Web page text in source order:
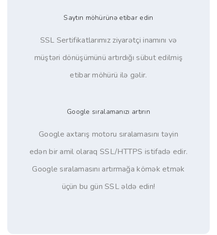
Saytın möhürünə etibar edin
SSL Sertifikatlarımız ziyarətçi inamını və
müştəri dönüşümünü artırdığı sübut edilmiş
etibar möhürü ilə gəlir.
Google sıralamanızı artırın
Google axtarış motoru sıralamasını təyin
edən bir amil olaraq SSL/HTTPS istifadə edir.
Google sıralamasını artırmağa kömək etmək
üçün bu gün SSL əldə edin!